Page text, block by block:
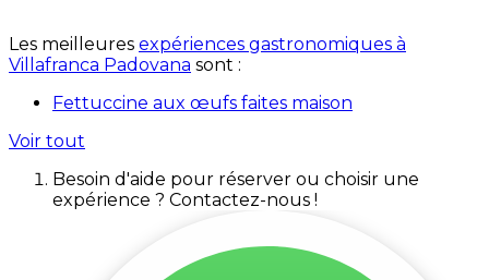
Les meilleures expériences gastronomiques à
Villafranca Padovana sont :
Fettuccine aux œufs faites maison
Voir tout
Besoin d'aide pour réserver ou choisir une
expérience ? Contactez-nous !